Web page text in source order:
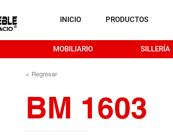
INICIO PRODUCTOS
MOBILIARIO SILLERÍA
< Regresar
BM 1603